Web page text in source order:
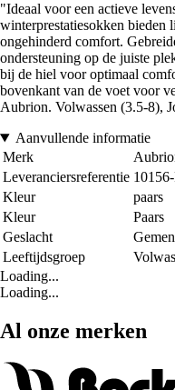
"Ideaal voor een actieve
winterprestatiesokken bieden
ongehinderd comfort.
ondersteuning op de juiste
bij de hiel voor optimaal
bovenkant van de voet voor
Aubrion. Volwassen (3.5-8),
Aanvullende informatie
Merk
Leveranciersreferentie
Kleur
paars
Kleur
Paars
Geslacht
Leeftijdsgroep
Loading...
Loading...
Al onze merken